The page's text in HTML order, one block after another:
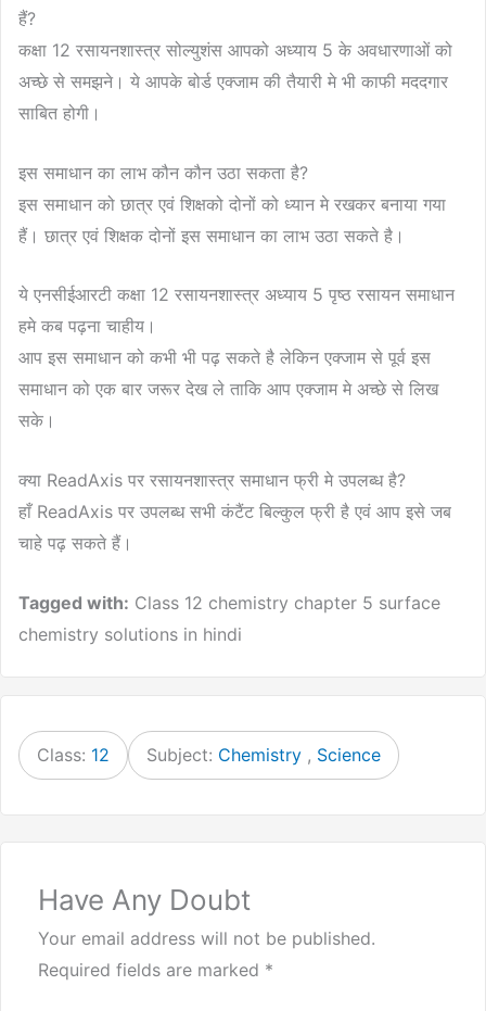
हैं?
कक्षा 12 रसायनशास्त्र सोल्युशंस आपको अध्याय 5 के अवधारणाओं को
अच्छे से समझने। ये आपके बोर्ड एक्जाम की तैयारी मे भी काफी मददगार
साबित होगी।
इस समाधान का लाभ कौन कौन उठा सकता है?
इस समाधान को छात्र एवं शिक्षको दोनों को ध्यान मे रखकर बनाया गया
हैं। छात्र एवं शिक्षक दोनों इस समाधान का लाभ उठा सकते है।
ये एनसीईआरटी कक्षा 12 रसायनशास्त्र अध्याय 5 पृष्ठ रसायन समाधान
हमे कब पढ़ना चाहीय।
आप इस समाधान को कभी भी पढ़ सकते है लेकिन एक्जाम से पूर्व इस
समाधान को एक बार जरूर देख ले ताकि आप एक्जाम मे अच्छे से लिख
सके।
क्या ReadAxis पर रसायनशास्त्र समाधान फ्री मे उपलब्ध है?
हाँ ReadAxis पर उपलब्ध सभी कंटैंट बिल्कुल फ्री है एवं आप इसे जब
चाहे पढ़ सकते हैं।
Tagged with: Class 12 chemistry chapter 5 surface
chemistry solutions in hindi
Class: 12 Subject: Chemistry , Science
Have Any Doubt
Your email address will not be published.
Required fields are marked *